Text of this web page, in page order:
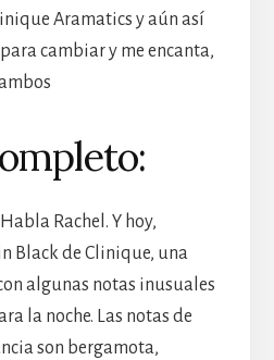
Aramatics y aún así
cambiar y me encanta,
Rachel. Y hoy,
Black de Clinique, una
algunas notas inusuales
la noche. Las notas de
son bergamota,